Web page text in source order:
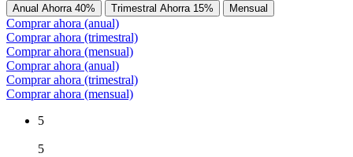
Anual Ahorra 40% Trimestral Ahorra 15% Mensual
Comprar ahora (anual)
Comprar ahora (trimestral)
Comprar ahora (mensual)
Comprar ahora (anual)
Comprar ahora (trimestral)
Comprar ahora (mensual)
5
5